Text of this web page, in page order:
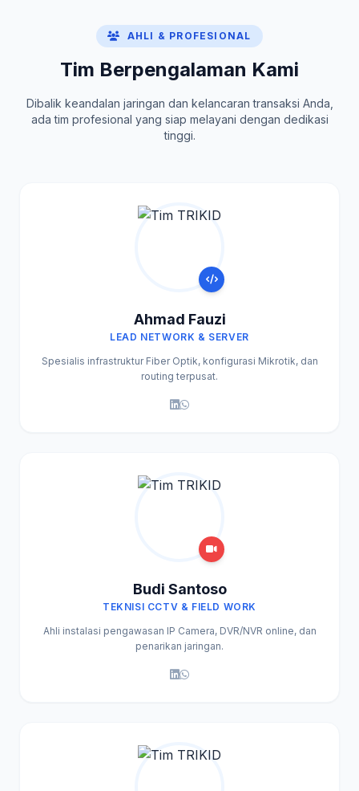
AHLI & PROFESIONAL
Tim Berpengalaman Kami
Dibalik keandalan jaringan dan kelancaran transaksi Anda,
ada tim profesional yang siap melayani dengan dedikasi
tinggi.
Ahmad Fauzi
LEAD NETWORK & SERVER
Spesialis infrastruktur Fiber Optik, konfigurasi Mikrotik, dan
routing terpusat.
Budi Santoso
TEKNISI CCTV & FIELD WORK
Ahli instalasi pengawasan IP Camera, DVR/NVR online, dan
penarikan jaringan.